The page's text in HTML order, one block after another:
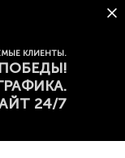
КЛИЕНТЫ.
24/7